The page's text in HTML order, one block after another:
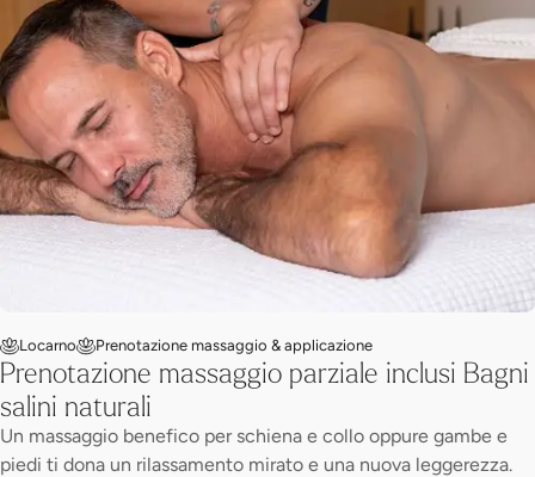
Locarno Prenotazione massaggio & applicazione
Prenotazione massaggio parziale inclusi Bagni
salini naturali
Un massaggio benefico per schiena e collo oppure gambe e
piedi ti dona un rilassamento mirato e una nuova leggerezza.